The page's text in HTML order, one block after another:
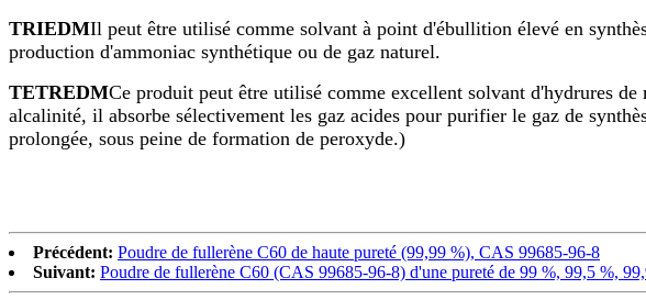
TRIEDMIl peut être utilisé comme solvant à point d'ébullition élevé en
production d'ammoniac synthétique ou de gaz naturel.
TETREDMCe produit peut être utilisé comme excellent solvant d'hydrures
alcalinité, il absorbe sélectivement les gaz acides pour purifier le gaz de
prolongée, sous peine de formation de peroxyde.)
Précédent: Poudre de fullerène C60 de haute pureté (99,99 %), CAS 99685-96-8
Suivant: Poudre de fullerène C60 (CAS 99685-96-8) d'une pureté de 99 %, 99,5 %,